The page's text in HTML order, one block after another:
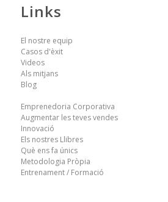
Links
El nostre equip
Casos d'èxit
Videos
Als mitjans
Blog
Emprenedoria Corporativa
Augmentar les teves vendes
Innovació
Els nostres Llibres
Què ens fa únics
Metodologia Pròpia
Entrenament / Formació